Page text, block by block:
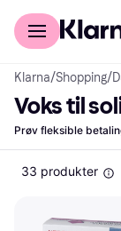
For kunder
Klarna/Shopping/
Voks til
Prøv fleksible
33 produkter